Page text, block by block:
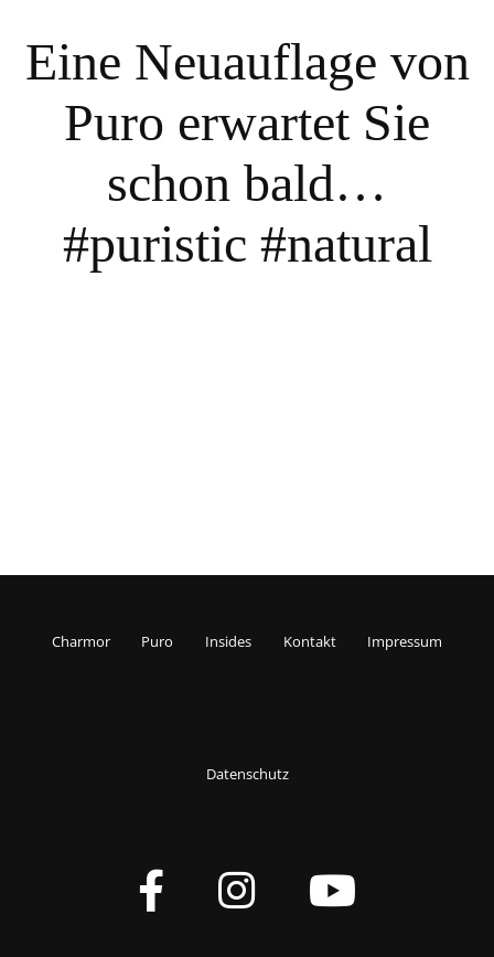
Eine Neuauflage von
Puro erwartet Sie
schon bald…
#puristic #natural
Charmor Puro Insides Kontakt Impressum
Datenschutz